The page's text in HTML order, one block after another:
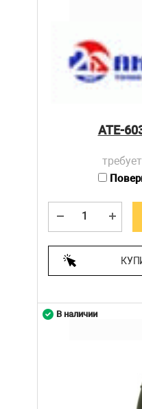
АТЕ-
В наличии